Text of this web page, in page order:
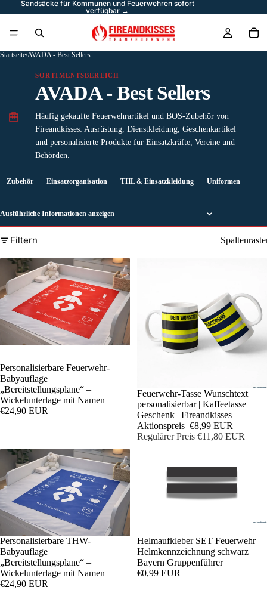
Sandsäcke für Kommunen und Feuerwehren sofort
verfügbar →
Startseite/AVADA - Best Sellers
SORTIMENTSBEREICH
AVADA - Best Sellers
Häufig gekaufte Feuerwehrartikel und BOS-Zubehör von
Fireandkisses: Ausrüstung, Dienstkleidung, Geschenkartikel
und personalisierte Produkte für Einsatzkräfte, Vereine und
Behörden.
Zubehör Einsatzorganisation THL & Einsatzkleidung Uniformen
Ausführliche Informationen anzeigen
Filtern
Personalisierbare Feuerwehr-
Babyauflage
„Bereitstellungsplane“ –
Wickelunterlage mit Namen
€24,90 EUR
Sale
Feuerwehr-Tasse Wunschtext
personalisierbar | Kaffeetasse
Geschenk | Fireandkisses
Aktionspreis €8,99 EUR
Regulärer Preis€11,80 EUR
Personalisierbare THW-
Babyauflage
„Bereitstellungsplane“ –
Wickelunterlage mit Namen
€24,90 EUR
Helmaufkleber SET Feuerwehr
Helmkennzeichnung schwarz
Bayern Gruppenführer
€0,99 EUR